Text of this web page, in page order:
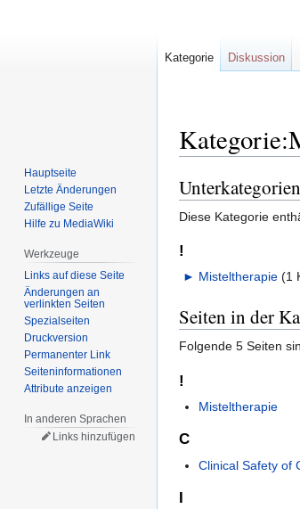
Zur
Navigation
springen
Zur
Suche
springen
Unterkategorien
Diese Kategorie
!
► Misteltherapie‎ (1
Seiten in der
Folgende 5 Seiten
!
Misteltherapie
C
Clinical Safety of
I
Kategorie Diskussion
Hauptseite
Letzte Änderungen
Zufällige Seite
Hilfe zu MediaWiki
Werkzeuge
Links auf diese Seite
Änderungen an
verlinkten Seiten
Spezialseiten
Druckversion
Permanenter Link
Seiten­informationen
Attribute anzeigen
In anderen Sprachen
Links hinzufügen